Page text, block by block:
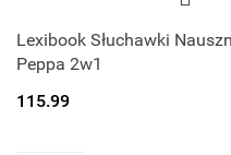
Lexibook Słuchawki
Peppa 2w1
115.99